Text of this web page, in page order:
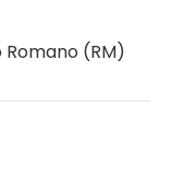
Romano (RM)